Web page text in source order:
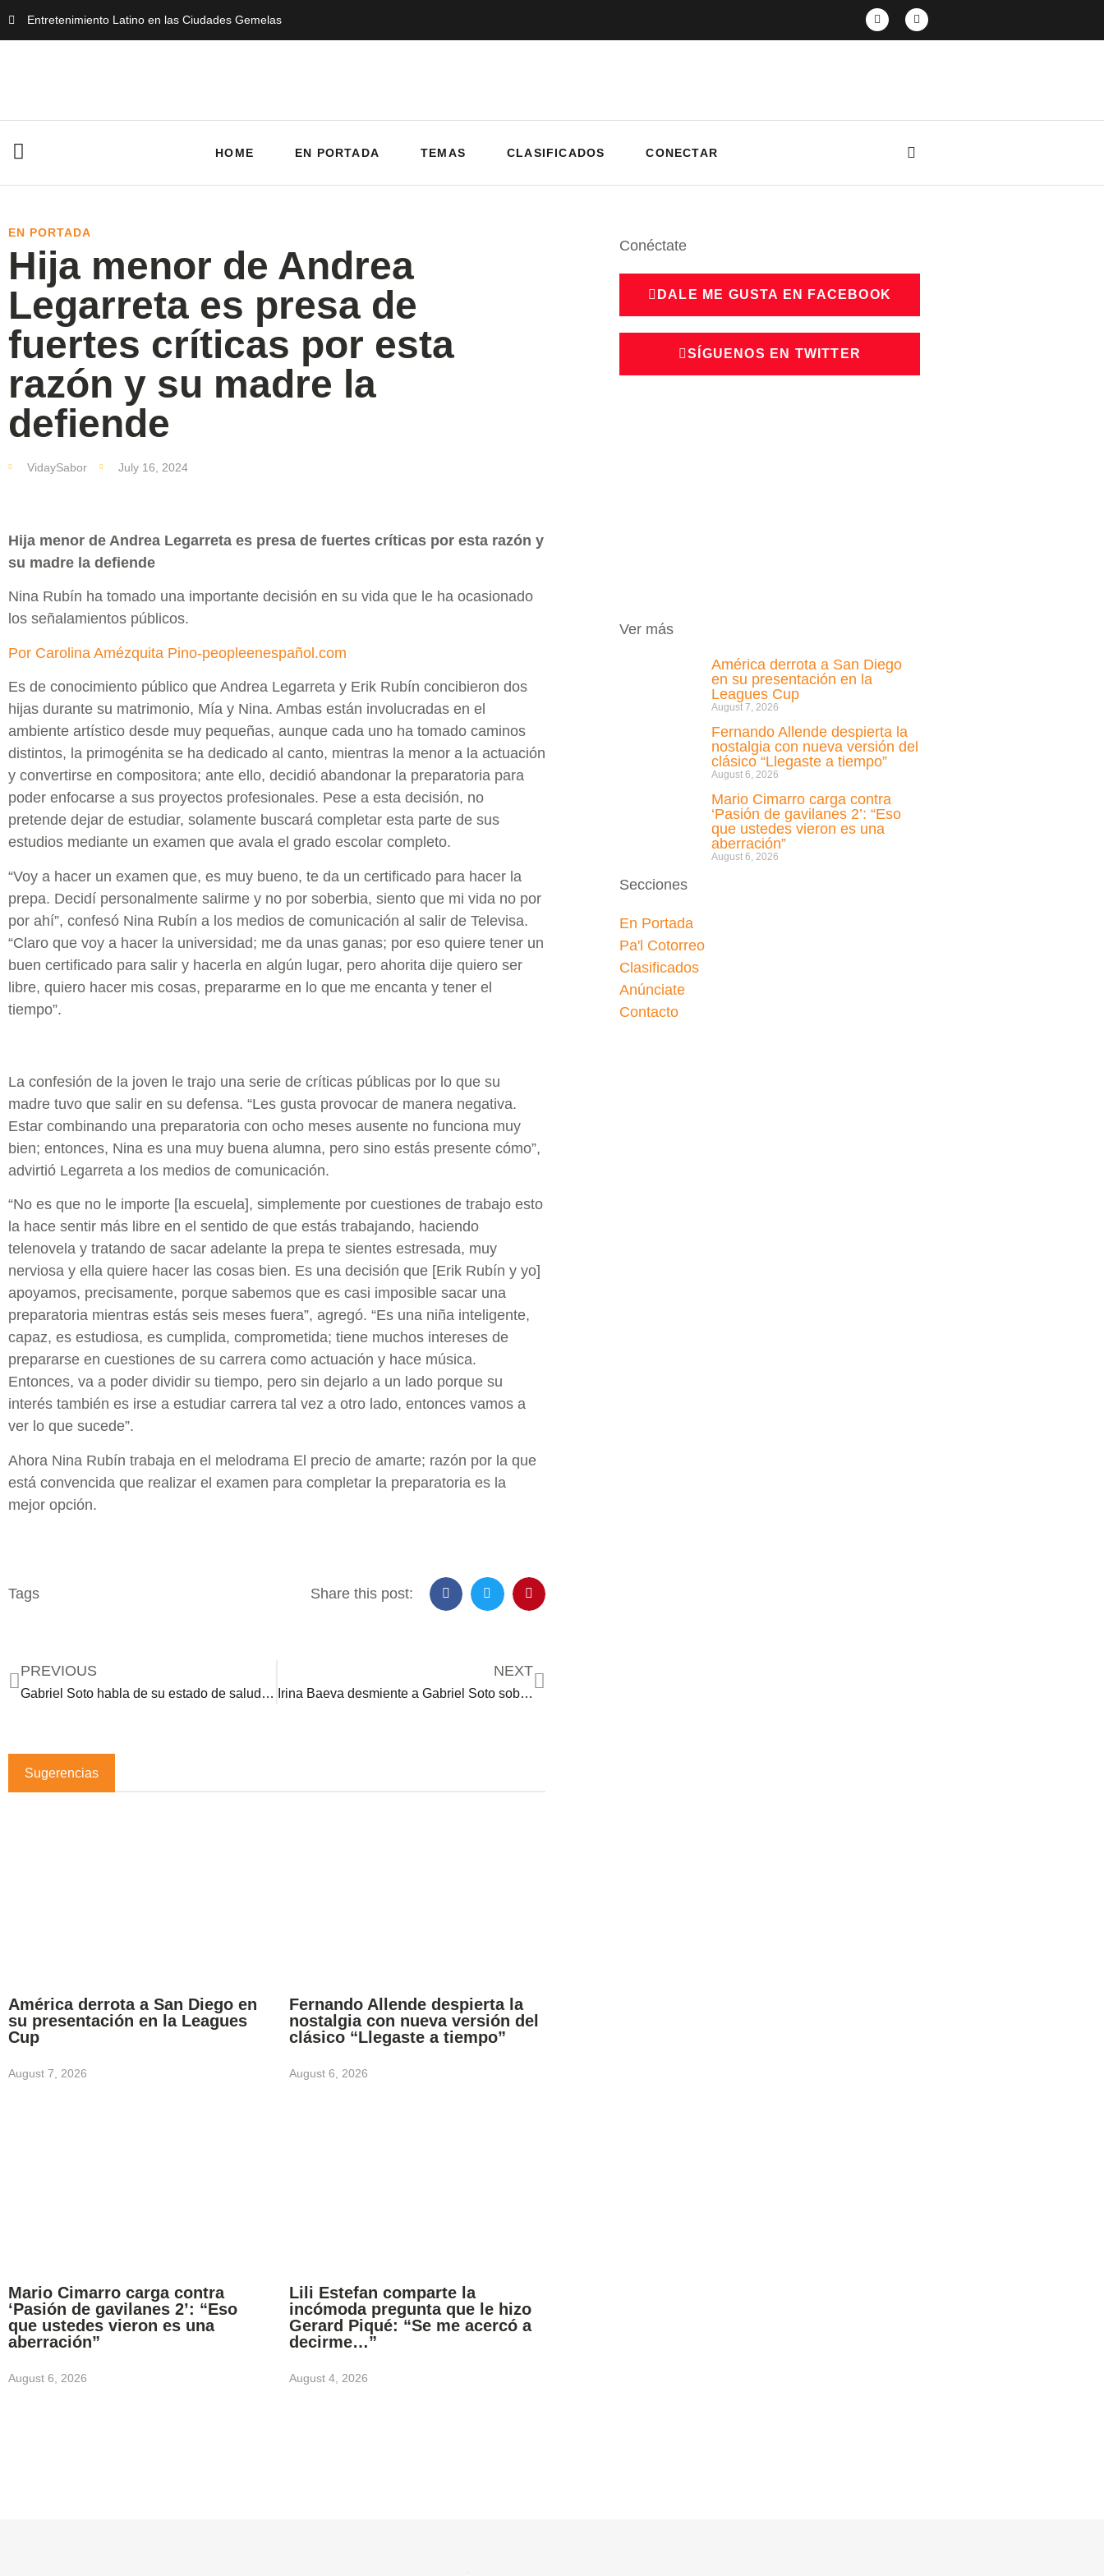
Entretenimiento Latino en las Ciudades Gemelas
HOME EN PORTADA TEMAS CLASIFICADOS CONECTAR
EN PORTADA
Hija menor de Andrea
Legarreta es presa de
fuertes críticas por esta
razón y su madre la
defiende
VidaySabor July 16, 2024
Hija menor de Andrea Legarreta es presa de fuertes críticas por esta razón y
su madre la defiende
Nina Rubín ha tomado una importante decisión en su vida que le ha ocasionado
los señalamientos públicos.
Por Carolina Amézquita Pino-peopleenespañol.com
Es de conocimiento público que Andrea Legarreta y Erik Rubín concibieron dos
hijas durante su matrimonio, Mía y Nina. Ambas están involucradas en el
ambiente artístico desde muy pequeñas, aunque cada uno ha tomado caminos
distintos, la primogénita se ha dedicado al canto, mientras la menor a la actuación
y convertirse en compositora; ante ello, decidió abandonar la preparatoria para
poder enfocarse a sus proyectos profesionales. Pese a esta decisión, no
pretende dejar de estudiar, solamente buscará completar esta parte de sus
estudios mediante un examen que avala el grado escolar completo.
“Voy a hacer un examen que, es muy bueno, te da un certificado para hacer la
prepa. Decidí personalmente salirme y no por soberbia, siento que mi vida no por
por ahí”, confesó Nina Rubín a los medios de comunicación al salir de Televisa.
“Claro que voy a hacer la universidad; me da unas ganas; por eso quiere tener un
buen certificado para salir y hacerla en algún lugar, pero ahorita dije quiero ser
libre, quiero hacer mis cosas, prepararme en lo que me encanta y tener el
tiempo”.
La confesión de la joven le trajo una serie de críticas públicas por lo que su
madre tuvo que salir en su defensa. “Les gusta provocar de manera negativa.
Estar combinando una preparatoria con ocho meses ausente no funciona muy
bien; entonces, Nina es una muy buena alumna, pero sino estás presente cómo”,
advirtió Legarreta a los medios de comunicación.
“No es que no le importe [la escuela], simplemente por cuestiones de trabajo esto
la hace sentir más libre en el sentido de que estás trabajando, haciendo
telenovela y tratando de sacar adelante la prepa te sientes estresada, muy
nerviosa y ella quiere hacer las cosas bien. Es una decisión que [Erik Rubín y yo]
apoyamos, precisamente, porque sabemos que es casi imposible sacar una
preparatoria mientras estás seis meses fuera”, agregó. “Es una niña inteligente,
capaz, es estudiosa, es cumplida, comprometida; tiene muchos intereses de
prepararse en cuestiones de su carrera como actuación y hace música.
Entonces, va a poder dividir su tiempo, pero sin dejarlo a un lado porque su
interés también es irse a estudiar carrera tal vez a otro lado, entonces vamos a
ver lo que sucede”.
Ahora Nina Rubín trabaja en el melodrama El precio de amarte; razón por la que
está convencida que realizar el examen para completar la preparatoria es la
mejor opción.
Tags Share this post:
PREVIOUS
Gabriel Soto habla de su estado de salud y el motivo por el que fue hospitalizado
NEXT
Irina Baeva desmiente a Gabriel Soto sobre su ruptura
Sugerencias
América derrota a San Diego en
su presentación en la Leagues
Cup
August 7, 2026
Fernando Allende despierta la
nostalgia con nueva versión del
clásico “Llegaste a tiempo”
August 6, 2026
Mario Cimarro carga contra
‘Pasión de gavilanes 2’: “Eso
que ustedes vieron es una
aberración”
August 6, 2026
Lili Estefan comparte la
incómoda pregunta que le hizo
Gerard Piqué: “Se me acercó a
decirme…”
August 4, 2026
Conéctate
DALE ME GUSTA EN FACEBOOK
SÍGUENOS EN TWITTER
Ver más
América derrota a San Diego
en su presentación en la
Leagues Cup
August 7, 2026
Fernando Allende despierta la
nostalgia con nueva versión del
clásico “Llegaste a tiempo”
August 6, 2026
Mario Cimarro carga contra
‘Pasión de gavilanes 2’: “Eso
que ustedes vieron es una
aberración”
August 6, 2026
Secciones
En Portada
Pa'l Cotorreo
Clasificados
Anúnciate
Contacto